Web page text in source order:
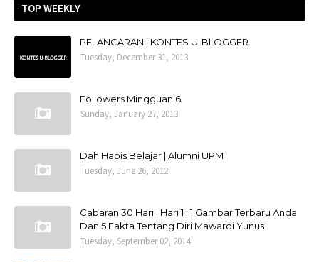
TOP WEEKLY
PELANCARAN | KONTES U-BLOGGER
Tuesday, December 31, 2013
Followers Mingguan 6
Sunday, January 27, 2013
Dah Habis Belajar | Alumni UPM
Tuesday, June 26, 2012
Cabaran 30 Hari | Hari 1 : 1 Gambar Terbaru Anda
Dan 5 Fakta Tentang Diri Mawardi Yunus
Tuesday, September 02, 2014